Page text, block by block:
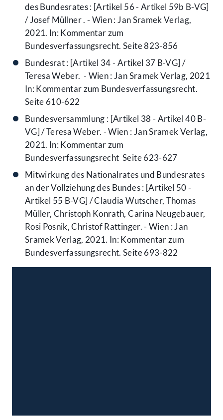
des Bundesrates : [Artikel 56 - Artikel 59b B-VG]
/ Josef Müllner . - Wien : Jan Sramek Verlag,
2021. In: Kommentar zum
Bundesverfassungsrecht. Seite 823-856
Bundesrat : [Artikel 34 - Artikel 37 B-VG] /
Teresa Weber. - Wien : Jan Sramek Verlag, 2021
In: Kommentar zum Bundesverfassungsrecht.
Seite 610-622
Bundesversammlung : [Artikel 38 - Artikel 40 B-
VG] / Teresa Weber. - Wien : Jan Sramek Verlag,
2021. In: Kommentar zum
Bundesverfassungsrecht Seite 623-627
Mitwirkung des Nationalrates und Bundesrates
an der Vollziehung des Bundes : [Artikel 50 -
Artikel 55 B-VG] / Claudia Wutscher, Thomas
Müller, Christoph Konrath, Carina Neugebauer,
Rosi Posnik, Christof Rattinger. - Wien : Jan
Sramek Verlag, 2021. In: Kommentar zum
Bundesverfassungsrecht. Seite 693-822